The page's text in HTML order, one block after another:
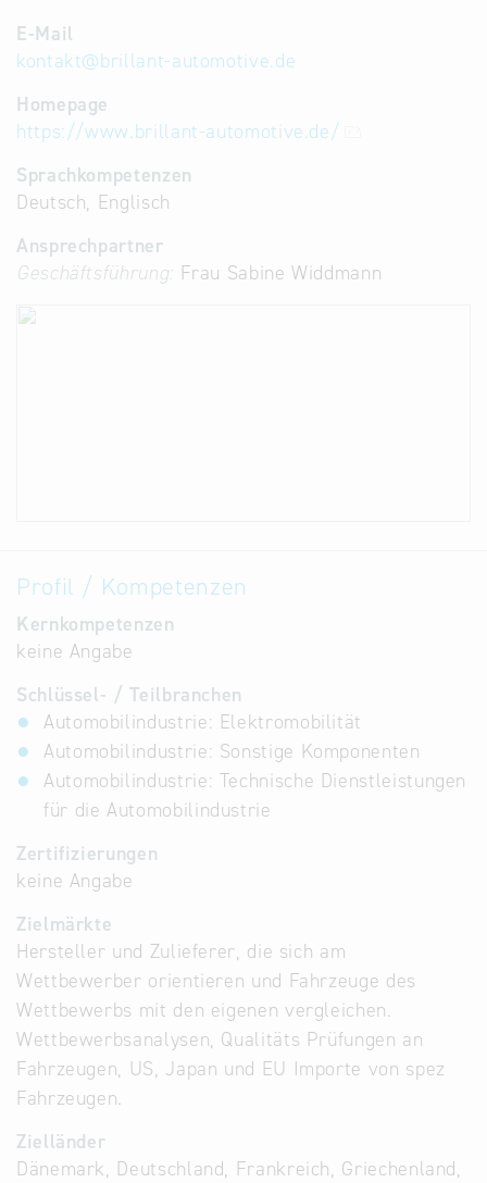
E-Mail
kontakt@brillant-automotive.de
Homepage
https://www.brillant-automotive.de/
Sprachkompetenzen
Deutsch, Englisch
Ansprechpartner
Geschäftsführung: Frau Sabine Widdmann
Profil / Kompetenzen
Kernkompetenzen
keine Angabe
Schlüssel- / Teilbranchen
Automobilindustrie: Elektromobilität
Automobilindustrie: Sonstige Komponenten
Automobilindustrie: Technische Dienstleistungen
für die Automobilindustrie
Zertifizierungen
keine Angabe
Zielmärkte
Hersteller und Zulieferer, die sich am
Wettbewerber orientieren und Fahrzeuge des
Wettbewerbs mit den eigenen vergleichen.
Wettbewerbsanalysen, Qualitäts Prüfungen an
Fahrzeugen, US, Japan und EU Importe von spez
Fahrzeugen.
Zielländer
Dänemark, Deutschland, Frankreich, Griechenland,